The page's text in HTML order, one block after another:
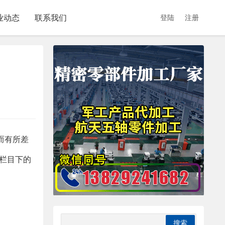
动态 联系我们 登陆 注册
有所差
目下的